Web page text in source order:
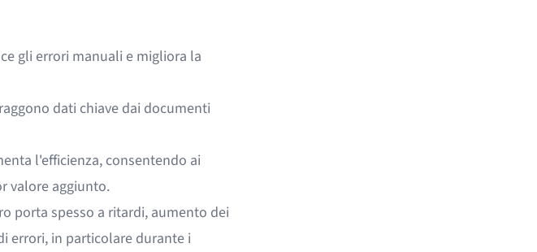
gli errori manuali e migliora la
dati chiave dai documenti
l'efficienza, consentendo ai
valore aggiunto.
porta spesso a ritardi, aumento dei
errori, in particolare durante i